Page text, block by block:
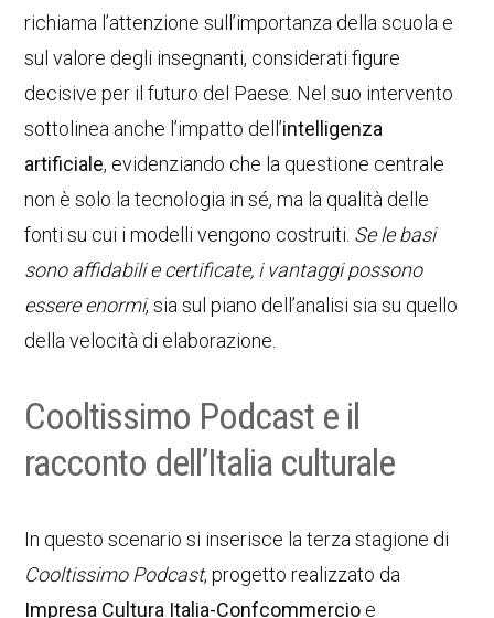
richiama l’attenzione sull’importanza della scuola e
sul valore degli insegnanti, considerati figure
decisive per il futuro del Paese. Nel suo intervento
sottolinea anche l’impatto dell’intelligenza
artificiale, evidenziando che la questione centrale
non è solo la tecnologia in sé, ma la qualità delle
fonti su cui i modelli vengono costruiti. Se le basi
sono affidabili e certificate, i vantaggi possono
essere enormi, sia sul piano dell’analisi sia su quello
della velocità di elaborazione.
Cooltissimo Podcast e il
racconto dell’Italia culturale
In questo scenario si inserisce la terza stagione di
Cooltissimo Podcast, progetto realizzato da
Impresa Cultura Italia-Confcommercio e